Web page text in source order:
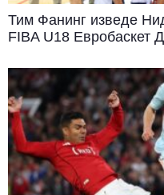
Тим Фанинг изведе
FIBA U18 Евробаскет